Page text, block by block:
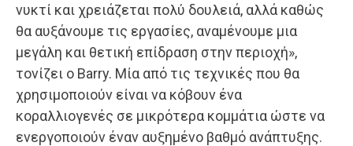
νυκτί και χρειάζεται πολύ δουλειά, αλλά καθώς
θα αυξάνουμε τις εργασίες, αναμένουμε μια
μεγάλη και θετική επίδραση στην περιοχή»,
τονίζει ο Barry. Μία από τις τεχνικές που θα
χρησιμοποιούν είναι να κόβουν ένα
κοραλλιογενές σε μικρότερα κομμάτια ώστε να
ενεργοποιούν έναν αυξημένο βαθμό ανάπτυξης.